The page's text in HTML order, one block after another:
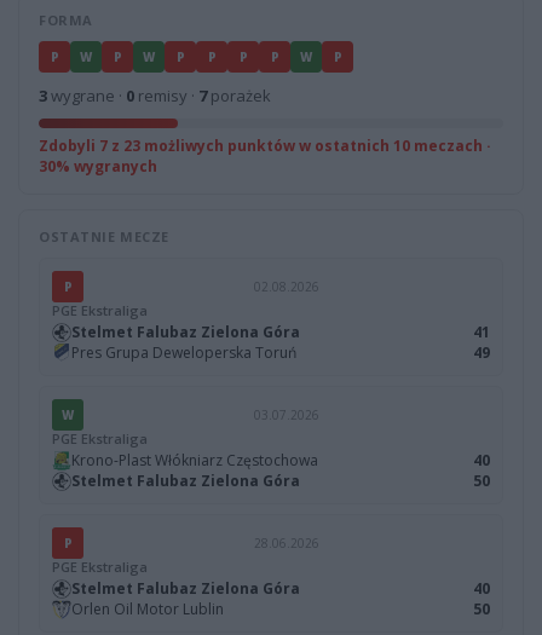
FORMA
P W P W P P P P W P
3wygrane · 0 remisy · 7porażek
Zdobyli 7 z 23 możliwych punktów w ostatnich 10 meczach ·
30% wygranych
OSTATNIE MECZE
P 02.08.2026
PGE Ekstraliga
Stelmet Falubaz Zielona Góra
41
Pres Grupa Deweloperska Toruń
49
W 03.07.2026
PGE Ekstraliga
Krono-Plast Włókniarz Częstochowa
40
Stelmet Falubaz Zielona Góra
50
P 28.06.2026
PGE Ekstraliga
Stelmet Falubaz Zielona Góra
40
Orlen Oil Motor Lublin
50